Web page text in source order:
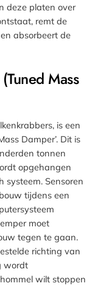
deze platen over
remt de
absorbeert de
Mass
is een
Damper’. Dit is
tonnen
opgehangen
systeem. Sensoren
tijdens een
moet
tegen te gaan.
richting van
wordt
wilt stoppen